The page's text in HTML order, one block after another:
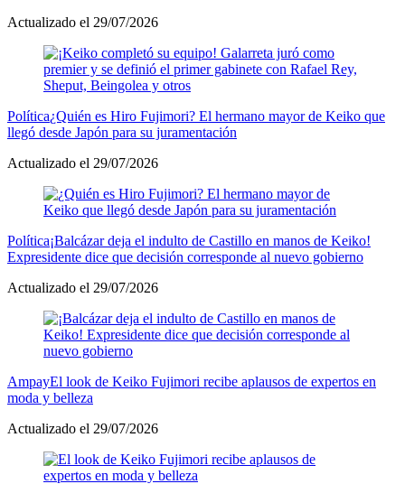
Actualizado el 29/07/2026
Política¿Quién es Hiro Fujimori? El hermano mayor de Keiko que
llegó desde Japón para su juramentación
Actualizado el 29/07/2026
Política¡Balcázar deja el indulto de Castillo en manos de Keiko!
Expresidente dice que decisión corresponde al nuevo gobierno
Actualizado el 29/07/2026
AmpayEl look de Keiko Fujimori recibe aplausos de expertos en
moda y belleza
Actualizado el 29/07/2026